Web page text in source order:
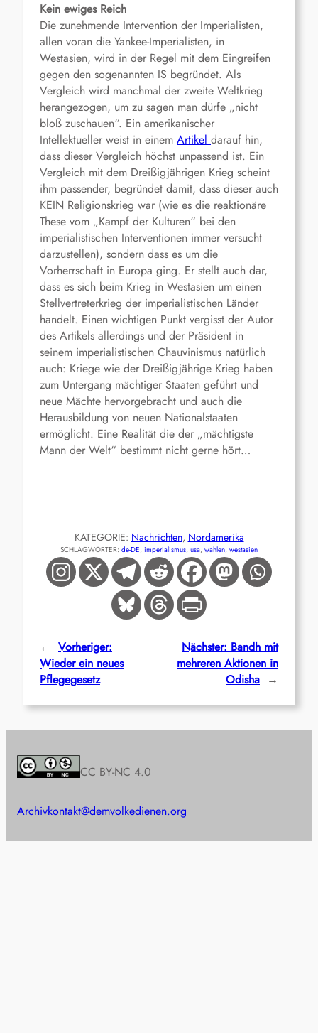
Kein ewiges Reich
Die zunehmende Intervention der Imperialisten,
allen voran die Yankee-Imperialisten, in
Westasien, wird in der Regel mit dem Eingreifen
gegen den sogenannten IS begründet. Als
Vergleich wird manchmal der zweite Weltkrieg
herangezogen, um zu sagen man dürfe „nicht
bloß zuschauen“. Ein amerikanischer
Intellektueller weist in einem Artikel darauf hin,
dass dieser Vergleich höchst unpassend ist. Ein
Vergleich mit dem Dreißigjährigen Krieg scheint
ihm passender, begründet damit, dass dieser auch
KEIN Religionskrieg war (wie es die reaktionäre
These vom „Kampf der Kulturen“ bei den
imperialistischen Interventionen immer versucht
darzustellen), sondern dass es um die
Vorherrschaft in Europa ging. Er stellt auch dar,
dass es sich beim Krieg in Westasien um einen
Stellvertreterkrieg der imperialistischen Länder
handelt. Einen wichtigen Punkt vergisst der Autor
des Artikels allerdings und der Präsident in
seinem imperialistischen Chauvinismus natürlich
auch: Kriege wie der Dreißigjährige Krieg haben
zum Untergang mächtiger Staaten geführt und
neue Mächte hervorgebracht und auch die
Herausbildung von neuen Nationalstaaten
ermöglicht. Eine Realität die der „mächtigste
Mann der Welt“ bestimmt nicht gerne hört…
KATEGORIE: Nachrichten, Nordamerika
SCHLAGWÖRTER: de-DE, imperialismus, usa, wahlen, westasien
← Vorheriger:
Wieder ein neues
Pflegegesetz
Nächster: Bandh mit
mehreren Aktionen in
Odisha →
CC BY-NC 4.0
Archivkontakt@demvolkedienen.org